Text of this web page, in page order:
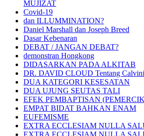
MUJIZAT
Covid-19
dan ILLUMMINATION?
Daniel Marshall dan Joseph Breed
Dasar Kebenaran
DEBAT / JANGAN DEBAT?
demonstran Hongkong
DIDASARKAN PADA ALKITAB
DR. DAVID CLOUD Tentang
DUA KATEGORI KESESATAN
DUA UJUNG SEUTAS TALI
EFEK PEMBAPTISAN
EMPAT BIDAT BAHKAN ENAM
EUFEMISME
EXTRA ECCLESIAM NULLA
EXTRA ECCLESIAM NULLA